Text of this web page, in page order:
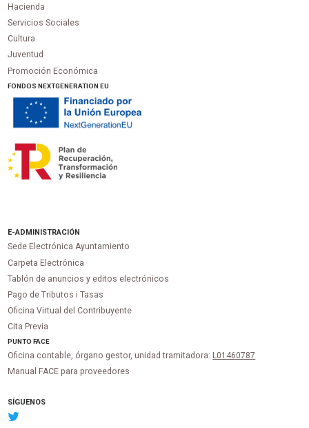
Hacienda
Servicios Sociales
Cultura
Juventud
Promoción Económica
FONDOS NEXTGENERATION EU
E-ADMINISTRACIÓN
Sede Electrónica Ayuntamiento
Carpeta Electrónica
Tablón de anuncios y editos electrónicos
Pago de Tributos i Tasas
Oficina Virtual del Contribuyente
Cita Previa
PUNTOFACE
Oficina contable, órgano gestor, unidad tramitadora: L01460787
Manual FACE para proveedores
SÍGUENOS